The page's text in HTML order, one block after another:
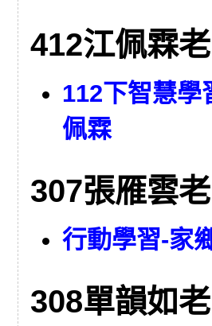
412江佩霖
112下智慧學
佩霖
307張雁雲
行動學習-家
308單韻如